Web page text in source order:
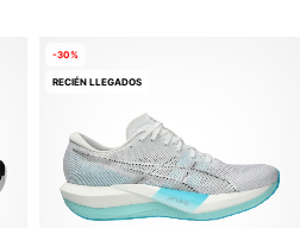
-30%
RECIÉN LLEGADOS